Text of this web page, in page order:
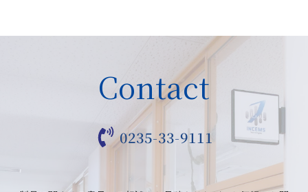
Contact
0235-33-9111